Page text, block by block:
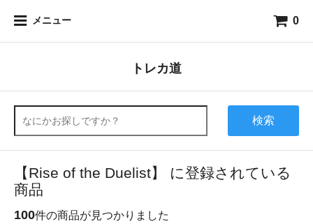
メニュー 0
トレカ道
検索
【Rise of the Duelist】 に登録されている
商品
100件の商品が見つかりました